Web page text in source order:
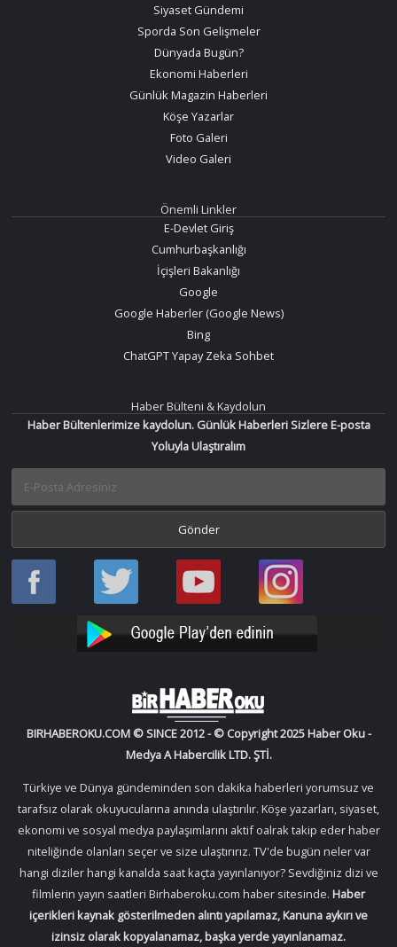
Siyaset Gündemi
Sporda Son Gelişmeler
Dünyada Bugün?
Ekonomi Haberleri
Günlük Magazin Haberleri
Köşe Yazarlar
Foto Galeri
Video Galeri
Önemli Linkler
E-Devlet Giriş
Cumhurbaşkanlığı
İçişleri Bakanlığı
Google
Google Haberler (Google News)
Bing
ChatGPT Yapay Zeka Sohbet
Haber Bülteni & Kaydolun
Haber Bültenlerimize kaydolun. Günlük Haberleri Sizlere E-posta
Yoluyla Ulaştıralım
Haber
Oku
Haber
Oku
Bir
Haber
YouTube
Bir
Haber
Instagram
BIRHABEROKU.COM © SINCE 2012 - © Copyright 2025 Haber Oku -
Medya A Habercilik LTD. ŞTİ.
Türkiye ve Dünya gündeminden son dakika haberleri yorumsuz ve
tarafsız olarak okuyucularına anında ulaştırılır. Köşe yazarları, siyaset,
ekonomi ve sosyal medya paylaşımlarını aktif oalrak takip eder haber
niteliğinde olanları seçer ve size ulaştırırız. TV'de bugün neler var
hangi diziler hangi kanalda saat kaçta yayınlanıyor? Sevdiğiniz dizi ve
filmlerin yayın saatleri Birhaberoku.com haber sitesinde. Haber
içerikleri kaynak gösterilmeden alıntı yapılamaz, Kanuna aykırı ve
izinsiz olarak kopyalanamaz, başka yerde yayınlanamaz.